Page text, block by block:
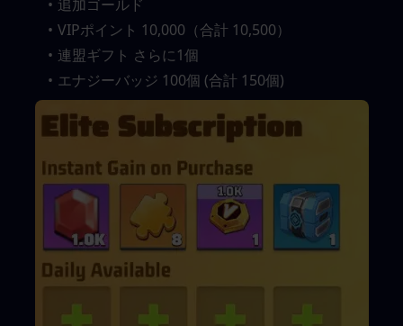
追加ゴールド
VIPポイント 10,000（合計 10,500）
連盟ギフト さらに1個
エナジーバッジ 100個 (合計 150個)